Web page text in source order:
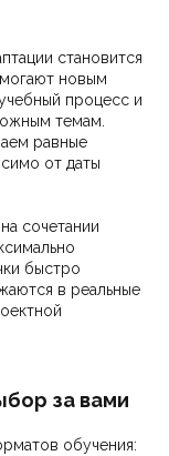
становится
новым
процесс и
темам.
равные
от даты
сочетании
быстро
в реальные
за вами
обучения: